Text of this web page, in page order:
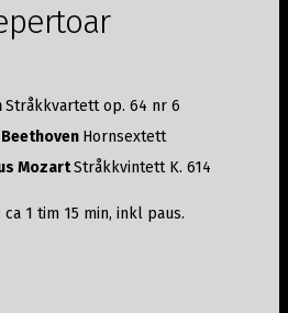
Stråkkvartett op. 64 nr 6
Hornsextett
MozartStråkkvintett K. 614
ca 1 tim 15 min, inkl paus.